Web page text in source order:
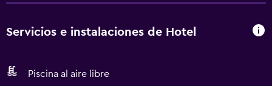
Servicios e instalaciones de Hotel
Piscina al aire libre